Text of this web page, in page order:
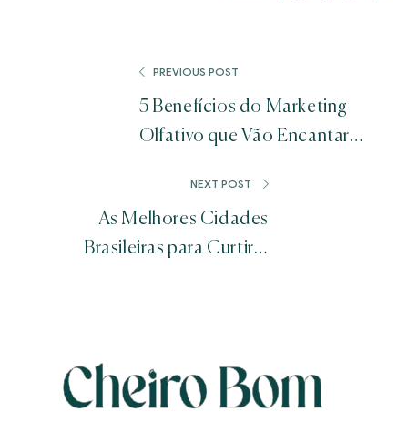
PREVIOUS POST
5 Benefícios do Marketing
Olfativo que Vão Encantar
NEXT POST
As Melhores Cidades
Brasileiras para Curtir o